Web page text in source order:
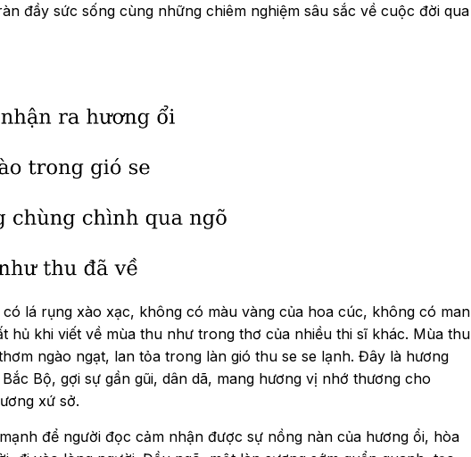
đầy sức sống cùng những chiêm nghiệm sâu sắc về cuộc đời qua
lá rụng xào xạc, không có màu vàng của hoa cúc, không có man
hủ khi viết về mùa thu như trong thơ của nhiều thi sĩ khác. Mùa thu
ngào ngạt, lan tỏa trong làn gió thu se se lạnh. Đây là hương
Bộ, gợi sự gần gũi, dân dã, mang hương vị nhớ thương cho
xứ sở.
để người đọc cảm nhận được sự nồng nàn của hương ổi, hòa